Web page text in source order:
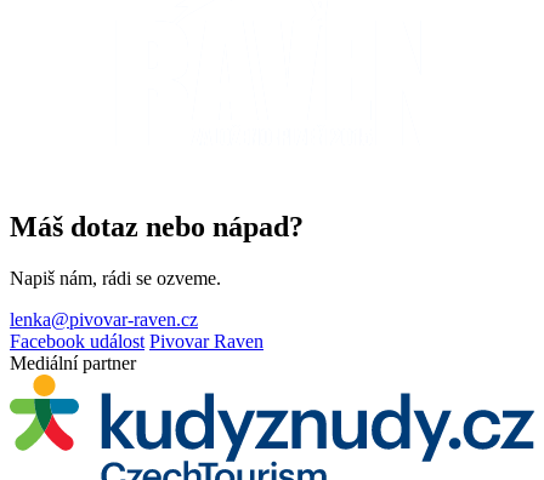
Máš dotaz nebo nápad?
Napiš nám, rádi se ozveme.
lenka@pivovar-raven.cz
Facebook událost Pivovar Raven
Mediální partner